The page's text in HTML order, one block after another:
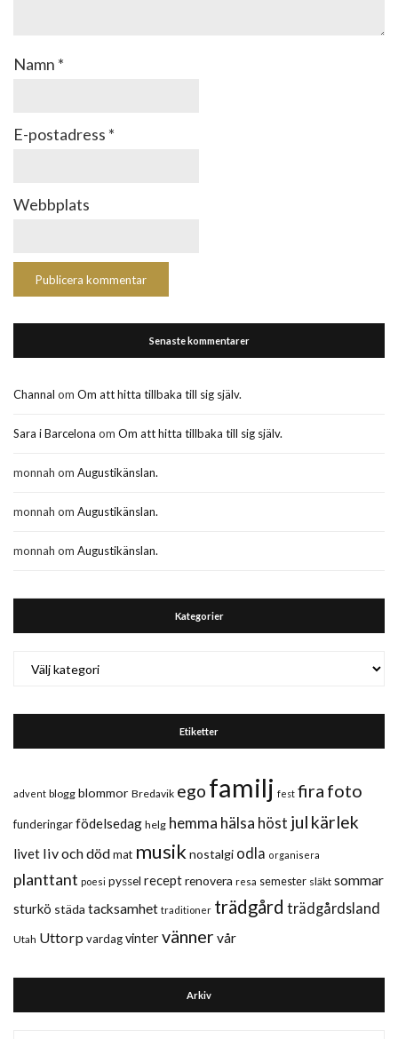
Namn *
E-postadress *
Webbplats
Senaste kommentarer
Channal om Om att hitta tillbaka till sig själv.
Sara i Barcelona om Om att hitta tillbaka till sig själv.
monnah om Augustikänslan.
monnah om Augustikänslan.
monnah om Augustikänslan.
Kategorier
Etiketter
advent blogg blommor Bredavik ego familj fest fira foto
funderingarfödelsedag helg hemma hälsa höst jul kärlek
livet liv och dödmat musik nostalgi odla organisera
planttant poesi pyssel receptrenovera resa semester släkt sommar
sturkö städa tacksamhet traditioner trädgård trädgårdsland
Utah Uttorp vardagvintervänner vår
Arkiv